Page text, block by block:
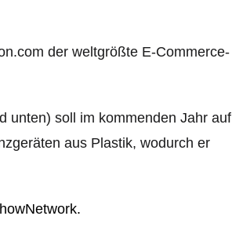
der weltgrößte E-Commerce-
unten) soll im kommenden Jahr auf
aus Plastik, wodurch er